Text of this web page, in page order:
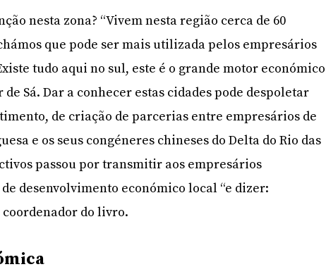
nesta zona? “Vivem nesta região cerca de 60
que pode ser mais utilizada pelos empresários
tudo aqui no sul, este é o grande motor económico
de Sá. Dar a conhecer estas cidades pode despoletar
de criação de parcerias entre empresários de
e os seus congéneres chineses do Delta do Rio das
passou por transmitir aos empresários
desenvolvimento económico local “e dizer:
coordenador do livro.